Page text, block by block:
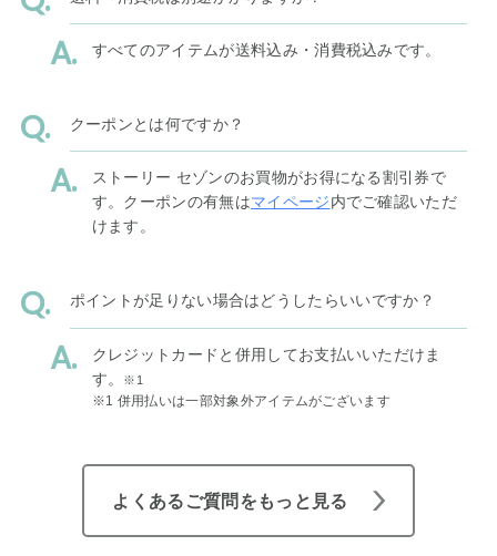
すべてのアイテムが送料込み・消費税込みです。
クーポンとは何ですか？
ストーリー セゾンのお買物がお得になる割引券で
す。クーポンの有無はマイページ内でご確認いただ
けます。
ポイントが足りない場合はどうしたらいいですか？
クレジットカードと併用してお支払いいただけま
す。
※1
※1 併用払いは一部対象外アイテムがございます
よくあるご質問をもっと見る